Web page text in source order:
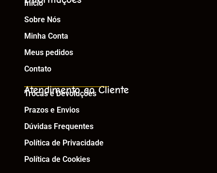
Início
Sobre Nós
Minha Conta
Meus pedidos
Contato
Atendimento ao Cliente
Trocas e Devoluções
Prazos e Envios
Dúvidas Frequentes
Política de Privacidade
Política de Cookies